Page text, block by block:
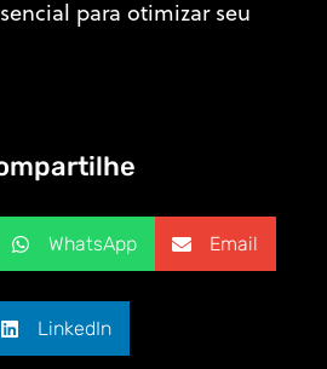
para otimizar seu
WhatsApp Email
LinkedIn